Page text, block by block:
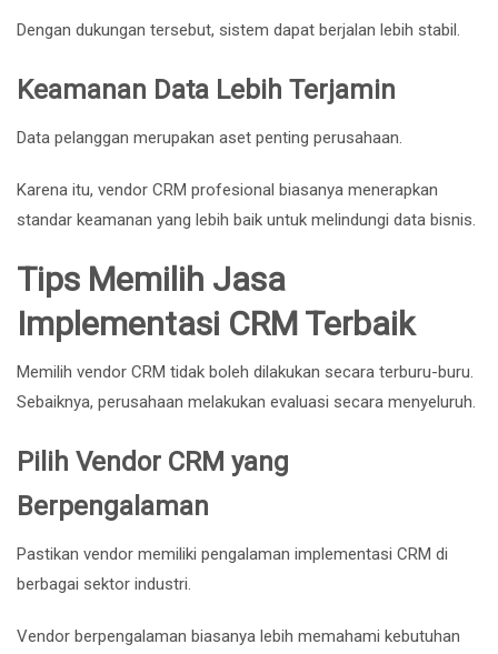
Dengan dukungan tersebut, sistem dapat berjalan lebih stabil.
Keamanan Data Lebih Terjamin
Data pelanggan merupakan aset penting perusahaan.
Karena itu, vendor CRM profesional biasanya menerapkan
standar keamanan yang lebih baik untuk melindungi data bisnis.
Tips Memilih Jasa
Implementasi CRM Terbaik
Memilih vendor CRM tidak boleh dilakukan secara terburu-buru.
Sebaiknya, perusahaan melakukan evaluasi secara menyeluruh.
Pilih Vendor CRM yang
Berpengalaman
Pastikan vendor memiliki pengalaman implementasi CRM di
berbagai sektor industri.
Vendor berpengalaman biasanya lebih memahami kebutuhan